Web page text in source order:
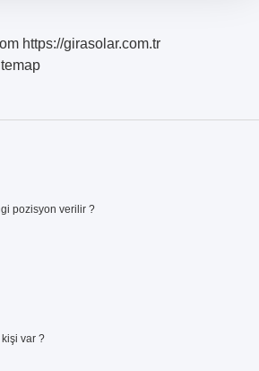
https://girasolar.com.tr
pozisyon verilir ?
kişi var ?